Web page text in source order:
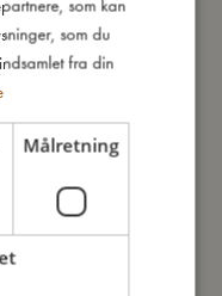
til børn i alderen 1-5 år
som kan
som du
fra din
Målretning